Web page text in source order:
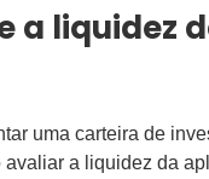
a liquidez
uma carteira de
a liquidez da